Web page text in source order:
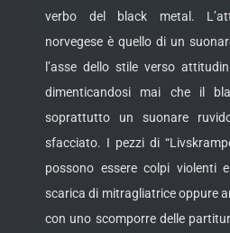
verbo del black metal.
norvegese è quello di un
l’asse dello stile verso
dimenticandosi mai che il
soprattutto un suonare
sfacciato. I pezzi di
possono essere colpi violenti
scarica di mitragliatrice oppure
con uno scomporre delle